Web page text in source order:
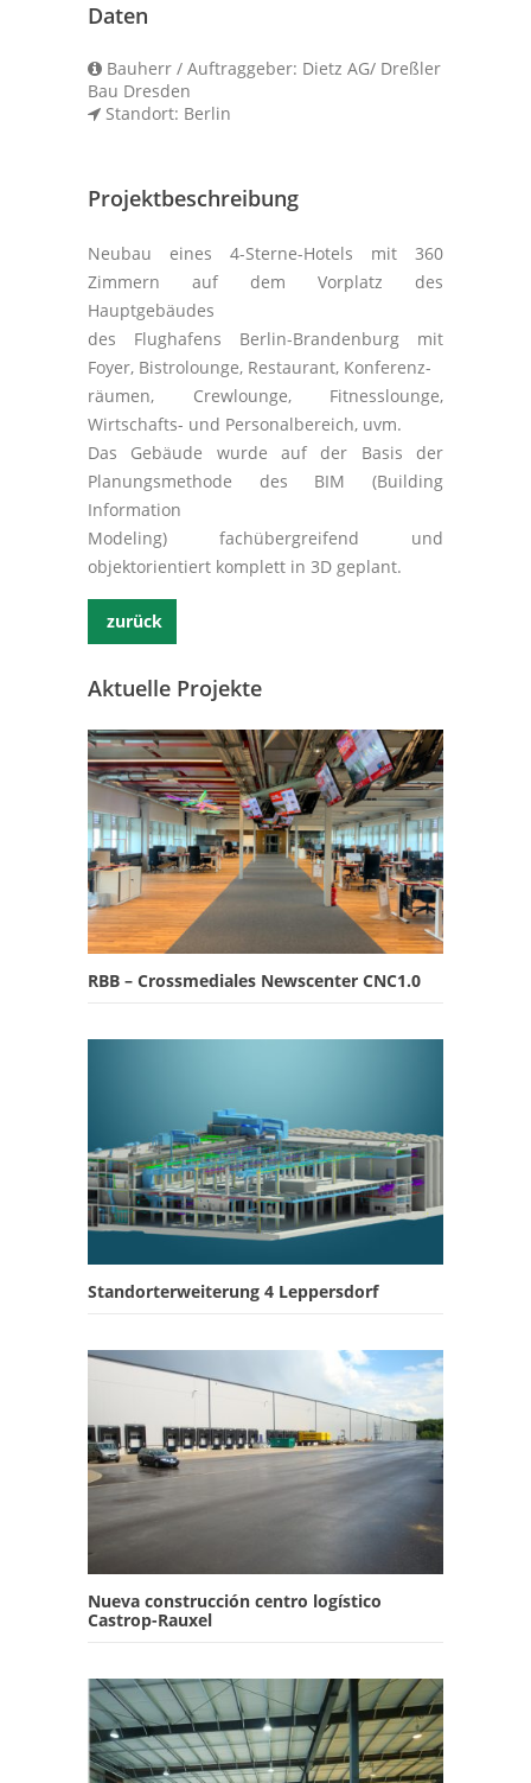
Daten
Bauherr / Auftraggeber: Dietz AG/ Dreßler
Bau Dresden
Standort: Berlin
Projektbeschreibung
Neubau eines 4-Sterne-Hotels mit 360
Zimmern auf dem Vorplatz des
Hauptgebäudes
des Flughafens Berlin-Brandenburg mit
Foyer, Bistrolounge, Restaurant, Konferenz-
räumen, Crewlounge, Fitnesslounge,
Wirtschafts- und Personalbereich, uvm.
Das Gebäude wurde auf der Basis der
Planungsmethode des BIM (Building
Information
Modeling) fachübergreifend und
objektorientiert komplett in 3D geplant.
zurück
Aktuelle Projekte
RBB – Crossmediales Newscenter CNC1.0
Standorterweiterung 4 Leppersdorf
Nueva construcción centro logístico
Castrop-Rauxel